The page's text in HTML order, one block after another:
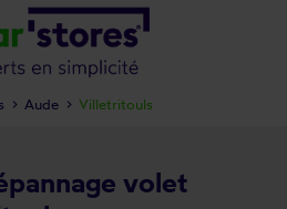
volet
Aude Villetritouls